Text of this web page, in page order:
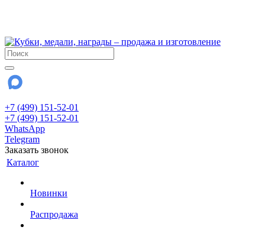
+7 (499) 151-52-01
+7 (499) 151-52-01
WhatsApp
Telegram
Заказать звонок
Каталог
Новинки
Распродажа